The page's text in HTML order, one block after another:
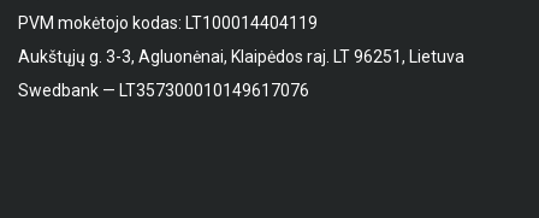
PVM mokėtojo kodas: LT100014404119
Aukštųjų g. 3-3, Agluonėnai, Klaipėdos raj. LT 96251, Lietuva
Swedbank — LT357300010149617076